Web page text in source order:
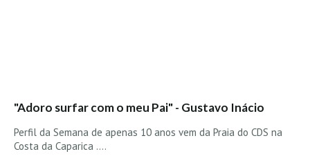
"Adoro surfar com o meu Pai" - Gustavo Inácio
Perfil da Semana de apenas 10 anos vem da Praia do CDS na
Costa da Caparica ....